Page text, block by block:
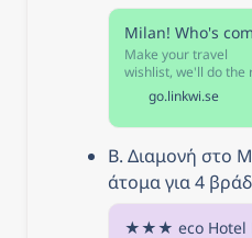
Make your travel
wishlist, we'll do the
Kiwi-Code uncovers
prices airlines don't
you to see. Use our
your search. Look
the travel hack star
for even cheaper
go.linkwi.se
Β. Διαμονή στο
άτομα για 4